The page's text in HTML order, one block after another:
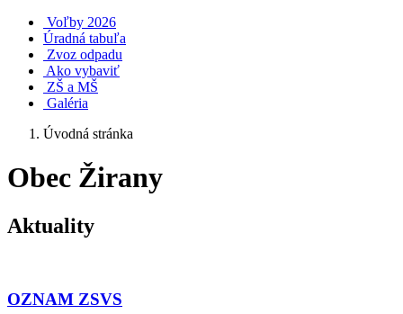
Voľby 2026
Úradná tabuľa
Zvoz odpadu
Ako vybaviť
ZŠ a MŠ
Galéria
Úvodná stránka
Obec Žirany
Aktuality
OZNAM ZSVS